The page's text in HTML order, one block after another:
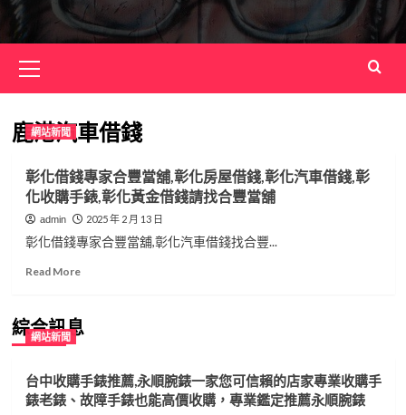
Menu
鹿港汽車借錢
網站新聞
彰化借錢專家合豐當舖,彰化房屋借錢,彰化汽車借錢,彰
化收購手錶,彰化黃金借錢請找合豐當舖
admin 2025 年 2 月 13 日
彰化借錢專家合豐當舖,彰化汽車借錢找合豐...
Read MoreRead
彰
化
錢
專
家
綜合訊息
網站新聞
台中收購手錶推薦,永順腕錶一家您可信賴的店家專業收購手
錶老錶、故障手錶也能高價收購，專業鑑定推薦永順腕錶